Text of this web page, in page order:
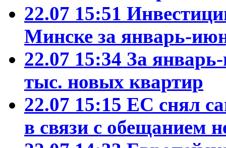
22.07 15:51
Минске за январь-
22.07 15:34 За
тыс. новых квартир
22.07 15:15 ЕС снял
в связи с обещанием